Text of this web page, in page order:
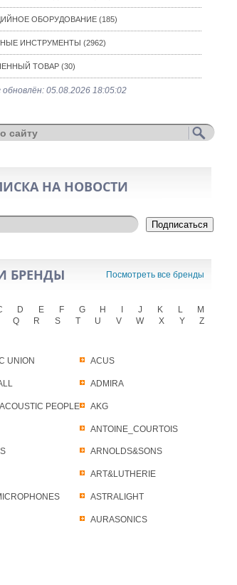
ОБОРУДОВАНИЕ (185)
ИНСТРУМЕНТЫ (2962)
ТОВАР (30)
05.08.2026 18:05:02
НА НОВОСТИ
Подписаться
БРЕНДЫ Посмотреть все бренды
UNION ACUS
ADMIRA
PEOPLE AKG
ANTOINE_COURTOIS
ARNOLDS&SONS
ART&LUTHERIE
ASTRALIGHT
AURASONICS
D E F G H J K L
M
Q R S T U V W X Y
Z